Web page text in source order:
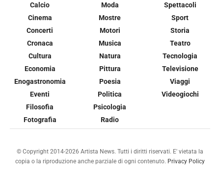
Calcio
Cinema
Concerti
Cronaca
Cultura
Economia
Enogastronomia
Eventi
Filosofia
Fotografia
Moda
Mostre
Motori
Musica
Natura
Pittura
Poesia
Politica
Psicologia
Radio
Spettacoli
Sport
Storia
Teatro
Tecnologia
Televisione
Viaggi
Videogiochi
© Copyright 2014-2026 Artista News. Tutti i diritti riservati. E' vietata la
copia o la riproduzione anche parziale di ogni contenuto. Privacy Policy